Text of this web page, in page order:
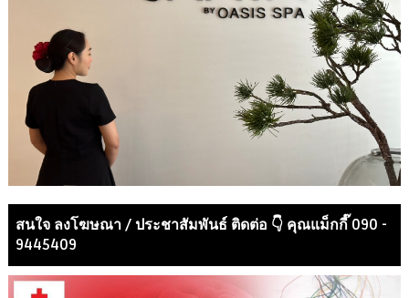
สนใจ ลงโฆษณา / ประชาสัมพันธ์ ติดต่อ 👇 คุณแม็กกี๊ 090 -
9445409